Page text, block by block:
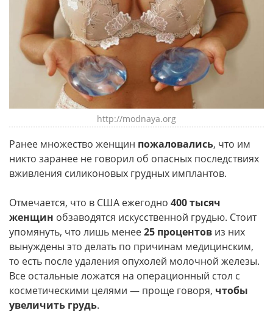
http://modnaya.org
Ранее множество женщин пожаловались, что им
никто заранее не говорил об опасных последствиях
вживления силиконовых грудных имплантов.
Отмечается, что в США ежегодно 400 тысяч
женщин обзаводятся искусственной грудью. Стоит
упомянуть, что лишь менее25 процентов из них
вынуждены это делать по причинам медицинским,
то есть после удаления опухолей молочной железы.
Все остальные ложатся на операционный стол с
косметическими целями — проще говоря, чтобы
увеличить грудь.